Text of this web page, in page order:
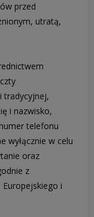
przed
utratą,
tradycyjnej,
i nazwisko,
telefonu
wyłącznie w celu
oraz
z
i